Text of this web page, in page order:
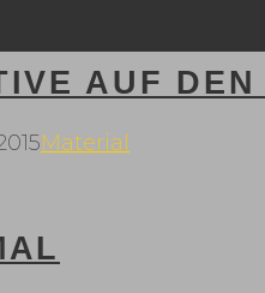
AUF
Material